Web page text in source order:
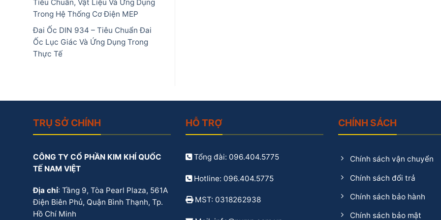
Tiêu Chuẩn, Vật Liệu Và Ứng Dụng
Trong Hệ Thống Cơ Điện MEP
Đai Ốc DIN 934 – Tiêu Chuẩn Đai
Ốc Lục Giác Và Ứng Dụng Trong
Thực Tế
TRỤ SỞ CHÍNH
CÔNG TY CỔ PHẦN KIM KHÍ QUỐC
TẾ NAM VIỆT
Địa chỉ: Tầng 9, Tòa Pearl Plaza, 561A
Điện Biên Phủ, Quận Bình Thạnh, Tp.
Hồ Chí Minh
HỖ TRỢ
Tổng đài: 096.404.5775
Hotline: 096.404.5775
MST: 0318262938
CHÍNH SÁCH
Chính sách vận chuyển
Chính sách đổi trả
Chính sách bảo hành
Chính sách bảo mật